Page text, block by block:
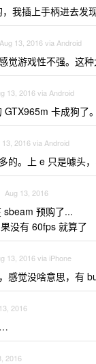
，我插上手柄进去
Aug 13, 2016 via Android
觉游戏性不强。这
13, 2016 via Android
GTX965m 卡成狗了。
13, 2016 via Android
的。上 e 只是噱头
Aug 13, 2016
sbeam 预购了...
没有 60fps 就算了
13, 2016 via iPhone
感觉没啥意思，有
2016
2016